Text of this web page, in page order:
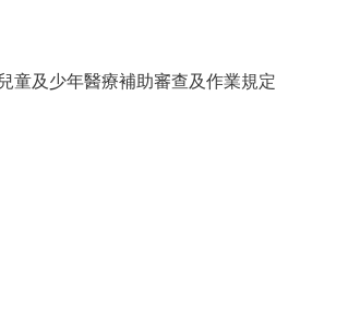
童及少年醫療補助審查及作業規定